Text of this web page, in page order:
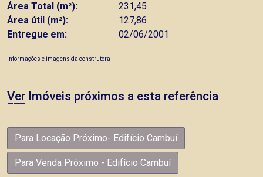
Área Total (m²):
231,45
Área útil (m²):
127,86
Entregue em:
02/06/2001
Informações e imagens da construtora
Ver Imóveis próximos a esta referência
Para Locação Próximo- Edifício Cambuí
Para Venda Próximo - Edifício Cambuí